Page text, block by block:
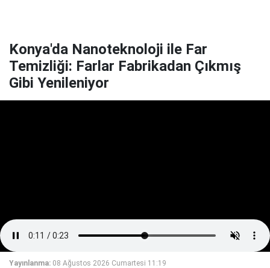
Konya'da Nanoteknoloji ile Far
Temizliği: Farlar Fabrikadan Çıkmış
Gibi Yenileniyor
Yayınlanma: 08 Ağustos 2026 Cumartesi 11:19